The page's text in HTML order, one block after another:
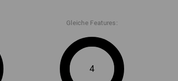
Gleiche Features:
4